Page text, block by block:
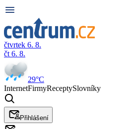
čtvrtek 6. 8.
čt 6. 8.
29°C
InternetFirmyReceptySlovníky
Přihlášení